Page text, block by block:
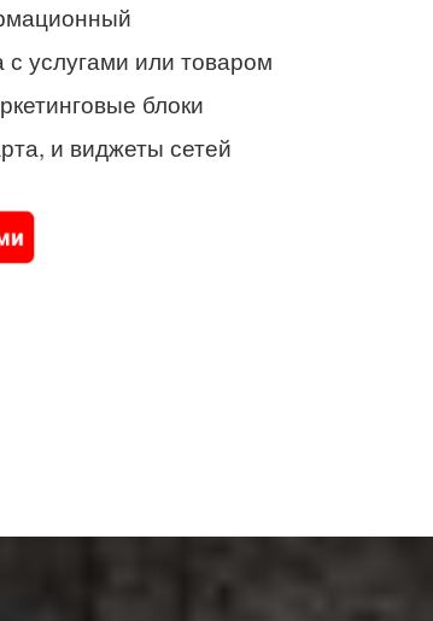
услугами или товаром
блоки
и виджеты сетей